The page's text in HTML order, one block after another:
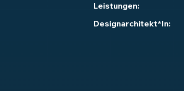
Leistungen:
Designarchitekt*In: